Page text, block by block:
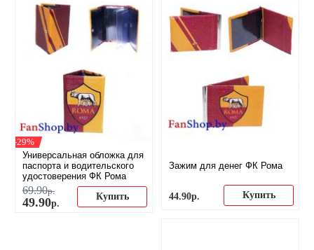
-29%
Универсальная обложка для
паспорта и водительского
удостоверения ФК Рома
69.90р.
49.90р.
Купить
Зажим для денег ФК Рома
44.90р. Купить